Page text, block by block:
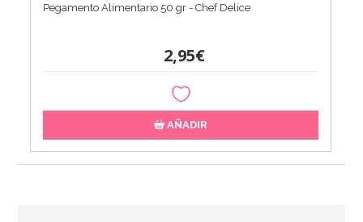
Pegamento Alimentario 50 gr - Chef Delice
2,95€
AÑADIR